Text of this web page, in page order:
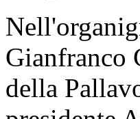
Gianfranco
della